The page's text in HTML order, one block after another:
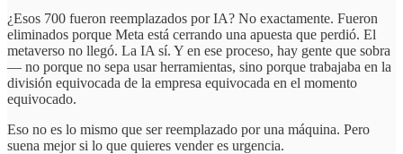
¿Esos 700 fueron reemplazados por IA? No exactamente. Fueron
eliminados porque Meta está cerrando una apuesta que perdió. El
metaverso no llegó. La IA sí. Y en ese proceso, hay gente que sobra
— no porque no sepa usar herramientas, sino porque trabajaba en la
división equivocada de la empresa equivocada en el momento
equivocado.
Eso no es lo mismo que ser reemplazado por una máquina. Pero
suena mejor si lo que quieres vender es urgencia.